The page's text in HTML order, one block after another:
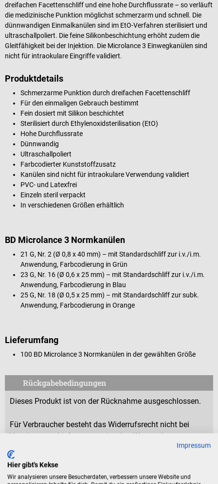
dreifachen Facettenschliff und eine hohe Durchflussrate – so verläuft
die medizinische Punktion möglichst schmerzarm und schnell. Die
dünnwandigen Einmalkanülen sind im EtO-Verfahren sterilisiert und
ultraschallpoliert. Die feine Silikonbeschichtung erhöht zudem die
Gleitfähigkeit bei der Injektion. Die Microlance 3 Einwegkanülen sind
nicht für intraokulare Eingriffe validiert.
Produktdetails
Schmerzarme Punktion durch dreifachen Facettenschliff
Für den einmaligen Gebrauch bestimmt
Fein dosiert mit Silikon beschichtet
Sterilisiert durch Ethylenoxidsterilisation (EtO)
Hohe Durchflussrate
Dünnwandig
Ultraschallpoliert
Farbcodierter Kunststoffzusatz
Kanülen sind nicht für intraokulare Verwendung validiert
PVC- und Latexfrei
Einzeln steril verpackt
In verschiedenen Größen erhältlich
BD Microlance 3 Normkanülen
21 G, Nr. 2 (Ø 0,8 x 40 mm) – mit Standardschliff zur i.v./i.m.
Anwendung, Farbcodierung in Grün
23 G, Nr. 16 (Ø 0,6 x 25 mm) – mit Standardschliff zur i.v./i.m.
Anwendung, Farbcodierung in Blau
25 G, Nr. 18 (Ø 0,5 x 25 mm) – mit Standardschliff zur subk.
Anwendung, Farbcodierung in Orange
Lieferumfang
100 BD Microlance 3 Normkanülen in der gewählten Größe
Rückgabebedingungen
Dieses Produkt ist von der Rücknahme ausgeschlossen.
Für Verbraucher besteht das Widerrufsrecht nicht bei
Verträgen zur Lieferung versiegelter Waren, die aus
Gründen des Gesundheitsschutzes oder der Hygiene nicht
zur Rückgabe geeignet sind, wenn ihre Versiegelung nach
der Lieferung entfernt wurde.
Impressum
Hier gibt's Kekse
Wir analysieren unsere Besucherdaten, verbessern unsere Website und